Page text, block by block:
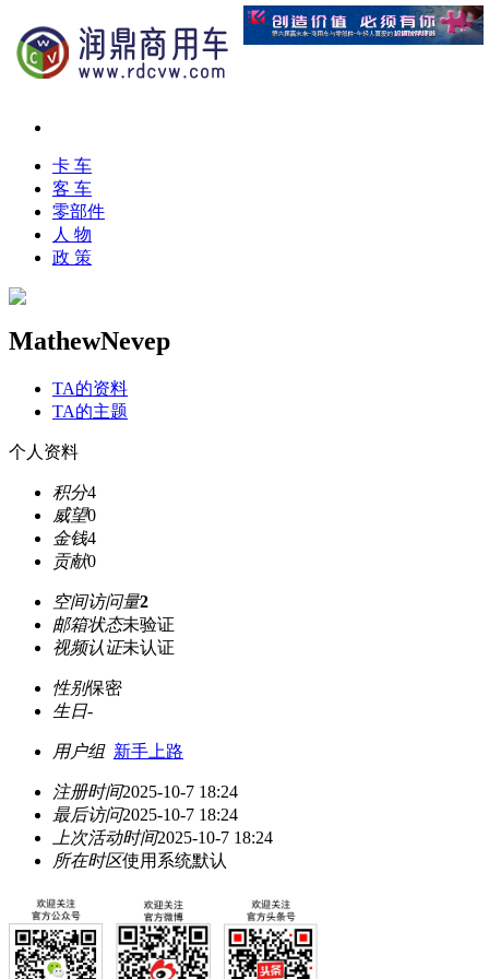
卡 车
客 车
零部件
人 物
政 策
MathewNevep
TA的资料
TA的主题
个人资料
积分4
威望0
金钱4
贡献0
空间访问量2
邮箱状态未验证
视频认证未认证
性别保密
生日-
用户组 新手上路
注册时间2025-10-7 18:24
最后访问2025-10-7 18:24
上次活动时间2025-10-7 18:24
所在时区使用系统默认